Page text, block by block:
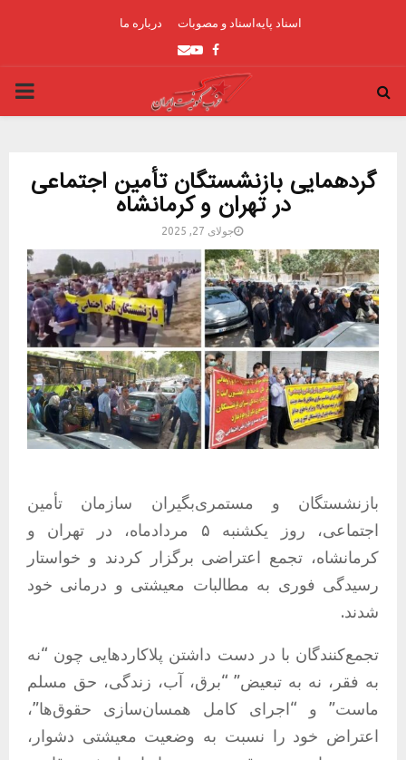
اسناد پایه اسناد و مصوبات درباره ما
Facebook
Youtube
Email
گردهمایی بازنشستگان تأمین اجتماعی
در تهران و کرمانشاه
جولای 27, 2025
بازنشستگان و مستمری‌بگیران سازمان تأمین
اجتماعی، روز یکشنبه ۵ مردادماه، در تهران و
کرمانشاه، تجمع اعتراضی برگزار کردند و خواستار
رسیدگی فوری به مطالبات معیشتی و درمانی خود
شدند.
تجمع‌کنندگان با در دست داشتن پلاکاردهایی چون “نه
به فقر، نه به تبعیض” “برق، آب، زندگی، حق مسلم
ماست” و “اجرای کامل همسان‌سازی حقوق‌ها”،
اعتراض خود را نسبت به وضعیت معیشتی دشوار،